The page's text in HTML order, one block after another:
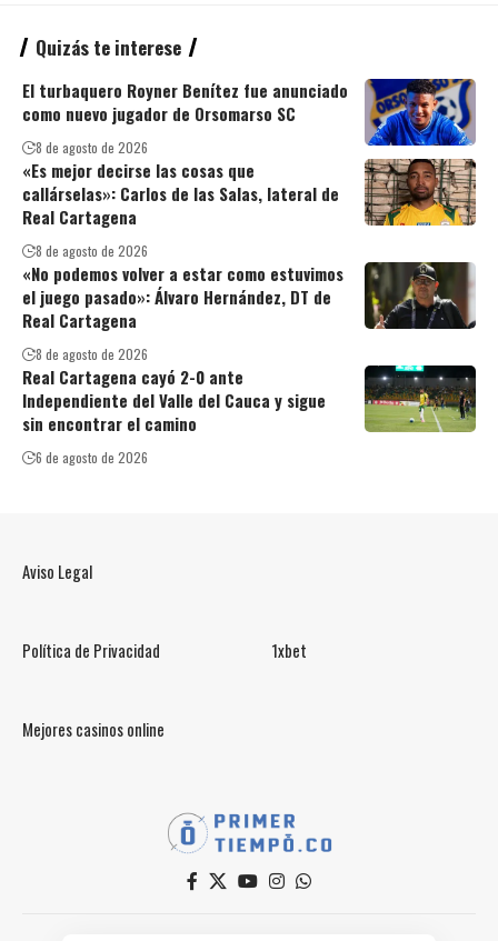
Quizás te interese
El turbaquero Royner Benítez fue anunciado
como nuevo jugador de Orsomarso SC
8 de agosto de 2026
«Es mejor decirse las cosas que
callárselas»: Carlos de las Salas, lateral de
Real Cartagena
8 de agosto de 2026
«No podemos volver a estar como estuvimos
el juego pasado»: Álvaro Hernández, DT de
Real Cartagena
8 de agosto de 2026
Real Cartagena cayó 2-0 ante
Independiente del Valle del Cauca y sigue
sin encontrar el camino
6 de agosto de 2026
Aviso Legal
Política de Privacidad 1xbet
Mejores casinos online